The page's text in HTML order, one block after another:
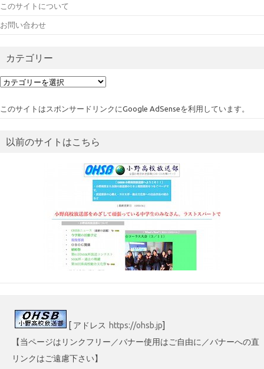
このサイトについて
お問い合わせ
カテゴリー
カ
リ
このサイトはスポンサードリンクにGoogle AdSenseを利用しています。
以前のサイトはこちら
[ アドレス https://ohsb.jp]
【当ページはリンクフリー／バナー使用はご自由に／バナーへの直
リンクはご遠慮下さい】